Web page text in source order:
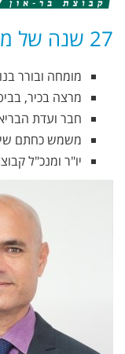
27 שנה של מקצוענות בלתי מתפשרת
מומחה ובורר
מרצה בכיר,
חבר ועדת
משמש כחתם
יו"ר ומנכ"ל